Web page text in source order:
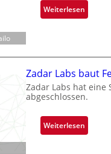
c
n
e
r
a
c
n
e
e
r
n
i
m
t
Weiterlesen:
M
r
o
c
h
p
p
Zadar Labs baut
Zadar Labs hat eine
abgeschlossen.
Weiterlesen:
Z